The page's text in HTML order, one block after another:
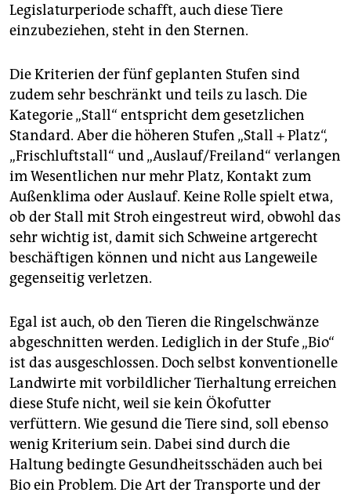
Legislaturperiode schafft, auch diese Tiere
einzubeziehen, steht in den Sternen.
Die Kriterien der fünf geplanten Stufen sind
zudem sehr beschränkt und teils zu lasch. Die
Kategorie „Stall“ entspricht dem gesetzlichen
Standard. Aber die höheren Stufen „Stall + Platz“,
„Frischluftstall“ und „Auslauf/Freiland“ verlangen
im Wesentlichen nur mehr Platz, Kontakt zum
Außenklima oder Auslauf. Keine Rolle spielt etwa,
ob der Stall mit Stroh eingestreut wird, obwohl das
sehr wichtig ist, damit sich Schweine artgerecht
beschäftigen können und nicht aus Langeweile
gegenseitig verletzen.
Egal ist auch, ob den Tieren die Ringelschwänze
abgeschnitten werden. Lediglich in der Stufe „Bio“
ist das ausgeschlossen. Doch selbst konventionelle
Landwirte mit vorbildlicher Tierhaltung erreichen
diese Stufe nicht, weil sie kein Ökofutter
verfüttern. Wie gesund die Tiere sind, soll ebenso
wenig Kriterium sein. Dabei sind durch die
Haltung bedingte Gesundheitsschäden auch bei
Bio ein Problem. Die Art der Transporte und der